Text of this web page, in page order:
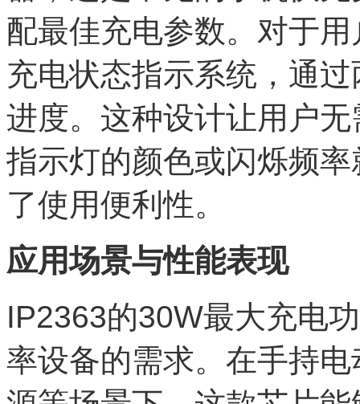
配最佳充电参数。对于
充电状态指示系统，通
进度。这种设计让用户
指示灯的颜色或闪烁频
了使用便利性。
应用场景与性能表现
IP2363的30W最大充电
率设备的需求。在手持